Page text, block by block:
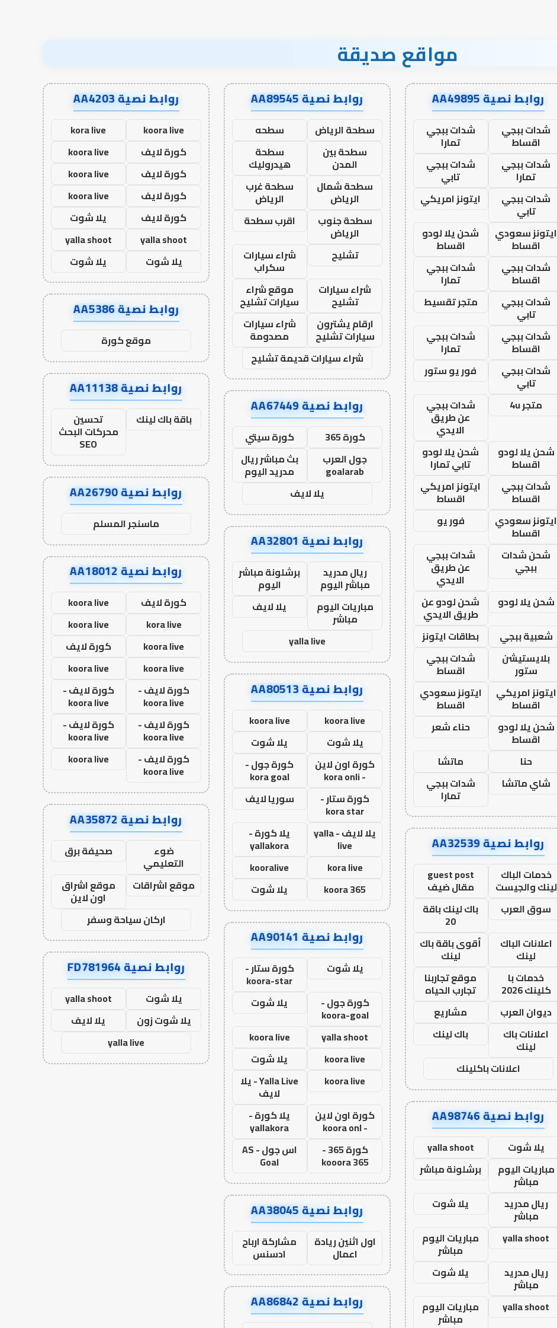
مواقع صديقة
روابط نصية AA49895
شدات ببجي
اقساط
شدات ببجي
تمارا
شدات ببجي
تمارا
شدات ببجي
تابي
شدات ببجي
تابي
ايتونز امريكي
ايتونز سعودي
اقساط
شحن يلا لودو
اقساط
شدات ببجي
اقساط
شدات ببجي
تمارا
شدات ببجي
تابي
متجر تقسيط
شدات ببجي
اقساط
شدات ببجي
تمارا
شدات ببجي
تابي
فور يو ستور
متجر 4u
شدات ببجي
عن طريق
الايدي
شحن يلا لودو
اقساط
شحن يلا لودو
تابي تمارا
شدات ببجي
اقساط
ايتونز امريكي
اقساط
ايتونز سعودي
اقساط
فور يو
شحن شدات
ببجي
شدات ببجي
عن طريق
الايدي
شحن يلا لودو
شحن لودو عن
طريق الايدي
شعبية ببجي
بطاقات ايتونز
بلايستيشن
ستور
شدات ببجي
اقساط
ايتونز امريكي
اقساط
ايتونز سعودي
اقساط
شحن يلا لودو
اقساط
حناء شعر
حنا
ماتشا
شاي ماتشا
شدات ببجي
تمارا
روابط نصية AA32539
خدمات الباك
لينك والجيست
guest post
مقال ضيف
سوق العرب
باك لينك باقة
20
اعلانات الباك
لينك
أقوى باقة باك
لينك
خدمات با
كلينك 2026
موقع تجاربنا
تجارب الحياه
ديوان العرب
مشاريع
اعلانات باك
لينك
باك لينك
اعلانات باكلينك
روابط نصية AA98746
يلا شوت
yalla shoot
مباريات اليوم
مباشر
برشلونة مباشر
ريال مدريد
مباشر
يلا شوت
yalla shoot
مباريات اليوم
مباشر
ريال مدريد
مباشر
يلا شوت
yalla shoot
مباريات اليوم
مباشر
روابط نصية AA89545
سطحة الرياض
سطحه
سطحة بين
المدن
سطحة
هيدروليك
سطحة شمال
الرياض
سطحة غرب
الرياض
سطحة جنوب
الرياض
اقرب سطحة
تشليح
شراء سيارات
سكراب
شراء سيارات
تشليح
موقع شراء
سيارات تشليح
ارقام يشترون
سيارات تشليح
شراء سيارات
مصدومة
شراء سيارات قديمة تشليح
روابط نصية AA67449
كورة 365
كورة سيتي
جول العرب
goalarab
بث مباشر ريال
مدريد اليوم
يلا لايف
روابط نصية AA32801
ريال مدريد
مباشر اليوم
برشلونة مباشر
اليوم
مباريات اليوم
مباشر
يلا لايف
yalla live
روابط نصية AA80513
koora live
koora live
يلا شوت
يلا شوت
كورة اون لاين
- kora onli
كورة جول -
kora goal
كورة ستار -
kora star
سوريا لايف
يلا لايف - yalla
live
يلا كورة -
yallakora
kora live
kooralive
koora 365
يلا شوت
روابط نصية AA90141
يلا شوت كورة ستار -
koora-star
كورة جول -
koora-goal
يلا شوت
yalla shoot
koora live
koora live
يلا شوت
koora live
Yalla Live - يلا
لايف
كورة اون لاين
- koora onl
يلا كورة -
yallakora
كورة 365 -
kooora 365
اس جول - AS
Goal
روابط نصية AA38045
اول اثنين ريادة
اعمال
مشاركة ارباح
ادسنس
روابط نصية AA86842
روابط نصية AA4203
koora live
kora live
كورة لايف
koora live
كورة لايف
koora live
كورة لايف
koora live
كورة لايف
يلا شوت
yalla shoot
yalla shoot
يلا شوت
يلا شوت
روابط نصية AA5386
موقع كورة
روابط نصية AA11138
باقة باك لينك تحسين
محركات البحث
SEO
روابط نصية AA26790
ماسنجر المسلم
روابط نصية AA18012
كورة لايف
koora live
kora live
koora live
koora live
كورة لايف
koora live
koora live
كورة لايف -
koora live
كورة لايف -
koora live
كورة لايف -
koora live
كورة لايف -
koora live
كورة لايف -
koora live
koora live
روابط نصية AA35872
ضوء
التعليمي
صحيفة برق
موقع اشراقات
موقع اشراق
اون لاين
اركان سياحة وسفر
روابط نصية FD781964
يلا شوت
yalla shoot
يلا شوت زون
يلا لايف
yalla live